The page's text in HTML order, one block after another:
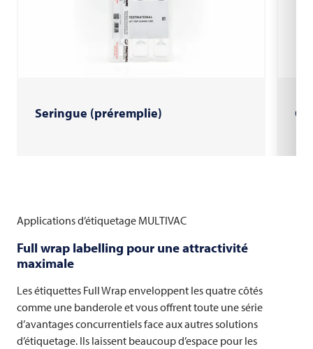
Seringue (préremplie)
Applications d’étiquetage MULTIVAC
Full wrap labelling pour une attractivité
maximale
Les étiquettes Full Wrap enveloppent les quatre côtés
comme une banderole et vous offrent toute une série
d’avantages concurrentiels face aux autres solutions
d’étiquetage. Ils laissent beaucoup d’espace pour les